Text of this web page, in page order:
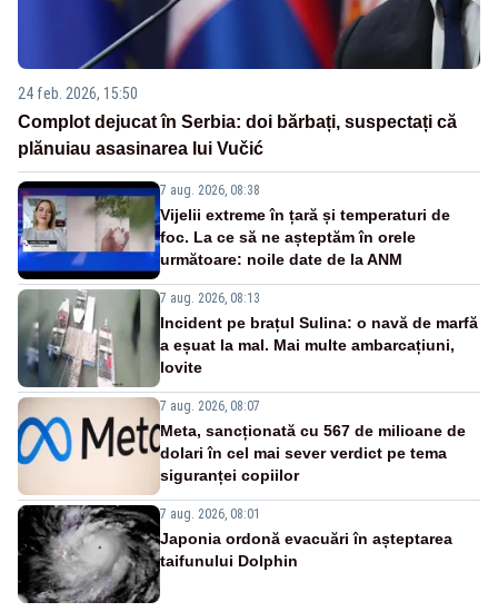
24 feb. 2026, 15:50
Complot dejucat în Serbia: doi bărbați, suspectați că
plănuiau asasinarea lui Vučić
7 aug. 2026, 08:38
Vijelii extreme în țară și temperaturi de
foc. La ce să ne așteptăm în orele
următoare: noile date de la ANM
7 aug. 2026, 08:13
Incident pe brațul Sulina: o navă de marfă
a eșuat la mal. Mai multe ambarcațiuni,
lovite
7 aug. 2026, 08:07
Meta, sancționată cu 567 de milioane de
dolari în cel mai sever verdict pe tema
siguranței copiilor
7 aug. 2026, 08:01
Japonia ordonă evacuări în așteptarea
taifunului Dolphin